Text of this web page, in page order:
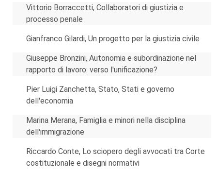
Vittorio Borraccetti, Collaboratori di giustizia e
processo penale
Gianfranco Gilardi, Un progetto per la giustizia civile
Giuseppe Bronzini, Autonomia e subordinazione nel
rapporto di lavoro: verso l'unificazione?
Pier Luigi Zanchetta, Stato, Stati e governo
dell'economia
Marina Merana, Famiglia e minori nella disciplina
dell'immigrazione
Riccardo Conte, Lo sciopero degli avvocati tra Corte
costituzionale e disegni normativi